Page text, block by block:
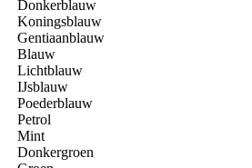
Donkerblauw
Koningsblauw
Gentiaanblauw
Blauw
Lichtblauw
IJsblauw
Poederblauw
Petrol
Mint
Donkergroen